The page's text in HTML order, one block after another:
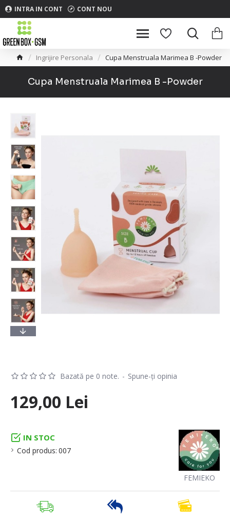
INTRA IN CONT CONT NOU
Ingrijire Personala Cupa Menstruala Marimea B -Powder
Cupa Menstruala Marimea B -Powder
IN STOC
Cod produs: 007
FEMIEKO
Bazată pe 0 note. - Spune-ţi opinia
129,00 Lei